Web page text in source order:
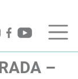
–